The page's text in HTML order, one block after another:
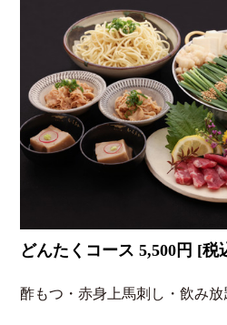
どんたくコース 5,500円 [税
酢もつ・赤身上馬刺し・飲み放